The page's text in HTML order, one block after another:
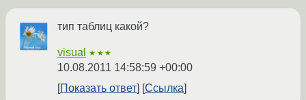
тип таблиц какой?
visual ★★★
10.08.2011 14:58:59 +00:00
Показать ответ
Ссылка